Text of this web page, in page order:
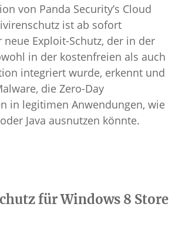
von Panda Security’s Cloud
ist ab sofort
neue Exploit-Schutz, der in der
in der kostenfreien als auch
integriert wurde, erkennt und
die Zero-Day
in legitimen Anwendungen, wie
Java ausnutzen könnte.
für Windows 8 Store